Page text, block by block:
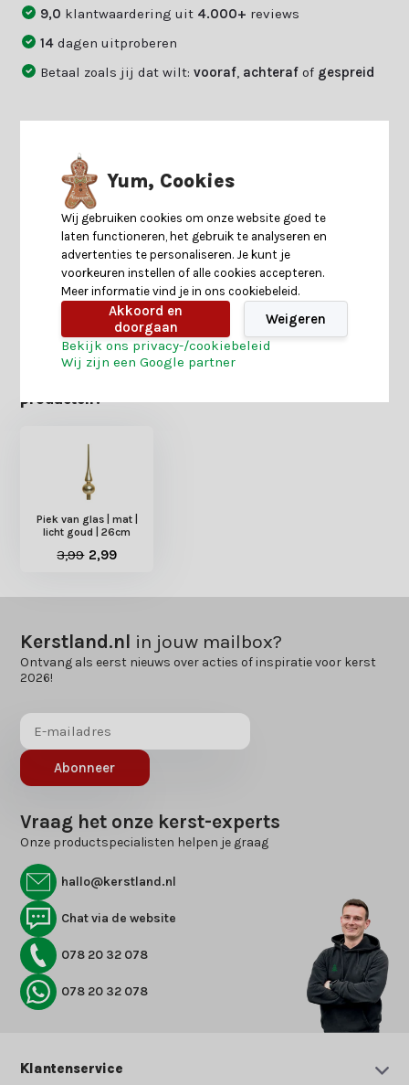
9,0 klantwaardering uit 4.000+ reviews
14dagen uitproberen
Betaal zoals jij dat wilt:vooraf achteraf of gespreid
Specificaties
Reviews
producten?
Piek van glas | mat |
licht goud | 26cm
3,99 2,99
Kerstland.nl in jouw mailbox?
Ontvang als eerst nieuws over acties of inspiratie voor kerst
2026!
Abonneer
Vraag het onze kerst-experts
Onze productspecialisten helpen je graag
hallo@kerstland.nl
Chat via de website
078 20 32 078
078 20 32 078
Klantenservice
Yum, Cookies
Wij gebruiken cookies om onze website goed te
laten functioneren, het gebruik te analyseren en
advertenties te personaliseren. Je kunt je
voorkeuren instellen of alle cookies accepteren.
Meer informatie vind je in ons cookiebeleid.
Akkoord en
doorgaan
Weigeren
Bekijk ons privacy-/cookiebeleid
Wij zijn een Google partner